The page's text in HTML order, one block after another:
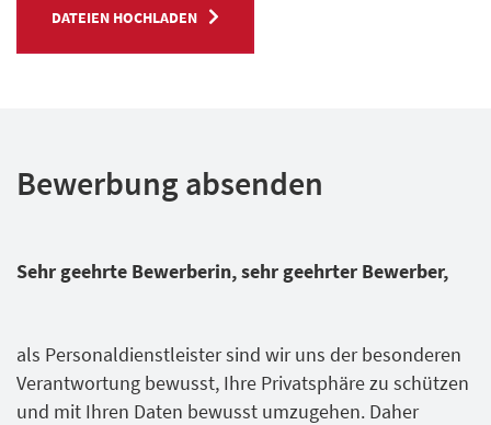
DATEIEN HOCHLADEN
Bewerbung absenden
Sehr geehrte Bewerberin, sehr geehrter Bewerber,
als Personal­dienstleister sind wir uns der besonderen
Verantwortung bewusst, Ihre Privatsphäre zu schützen
und mit Ihren Daten bewusst umzugehen. Daher